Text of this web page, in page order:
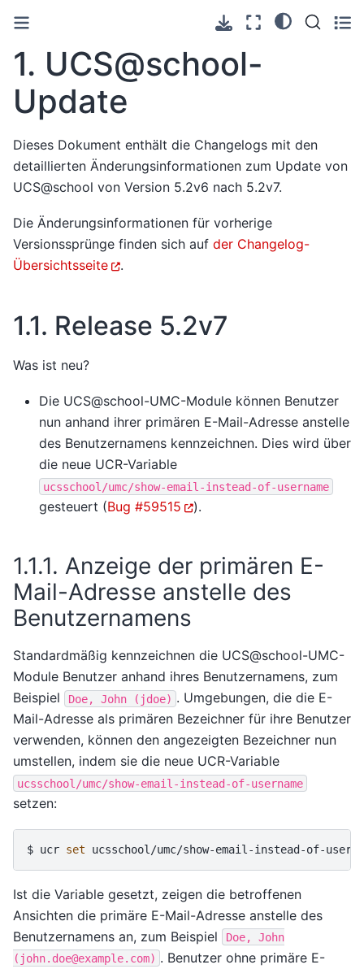
1. UCS@school-
Update
Dieses Dokument enthält die Changelogs mit den
detaillierten Änderungsinformationen zum Update von
UCS@school von Version 5.2v6 nach 5.2v7.
Die Änderungsinformationen für vorherige
Versionssprünge finden sich auf der Changelog-
Übersichtsseite
.
1.1. Release 5.2v7
Was ist neu?
Die UCS@school-UMC-Module können Benutzer
nun anhand ihrer primären E-Mail-Adresse anstelle
des Benutzernamens kennzeichnen. Dies wird über
die neue UCR-Variable
ucsschool/umc/show-email-instead-of-username
gesteuert (Bug #59515 ).
1.1.1. Anzeige der primären E-
Mail-Adresse anstelle des
Benutzernamens
Standardmäßig kennzeichnen die UCS@school-UMC-
Module Benutzer anhand ihres Benutzernamens, zum
Beispiel
Doe, John (jdoe) . Umgebungen, die die E-
Mail-Adresse als primären Bezeichner für ihre Benutzer
verwenden, können den angezeigten Bezeichner nun
umstellen, indem sie die neue UCR-Variable
ucsschool/umc/show-email-instead-of-username
setzen:
$ ucr set ucsschool/umc/show-email-instead-of-
Ist die Variable gesetzt, zeigen die betroffenen
Ansichten die primäre E-Mail-Adresse anstelle des
Benutzernamens an, zum Beispiel
Doe,
John
(john.doe@example.com) . Benutzer ohne primäre E-